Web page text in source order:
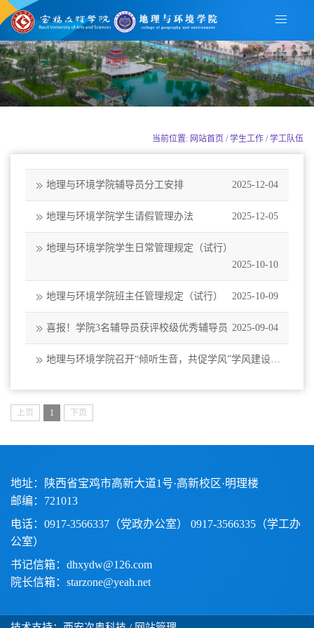
当前位置: 网站首页 / 学生工作 / 学工队伍
地理与环境学院辅导员分工安排 2025-12-04
地理与环境学院学生请假管理办法 2025-12-05
地理与环境学院学生日常管理规定（试行）
2025-10-10
地理与环境学院班主任管理规定（试行） 2025-10-09
喜报！学院3名辅导员获评校级优秀辅导员 2025-09-04
地理与环境学院召开“倾听生音，共促学风”学风建设座
上页 1 下页
地址：陕西省宝鸡市高新大道1号·高新校区·明理楼
邮编：721013
电话：0917-3566337（党政办公室） 0917-3566335（学工办
公室）
书记信箱：dhxydw@126.com
院长信箱：starzone@yeah.net